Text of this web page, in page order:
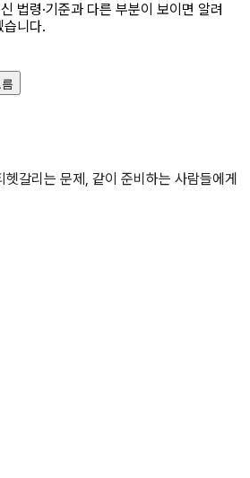
법령·기준과 다른 부분이 보이면 알려
습니다.
헷갈리는 문제, 같이 준비하는 사람들에게